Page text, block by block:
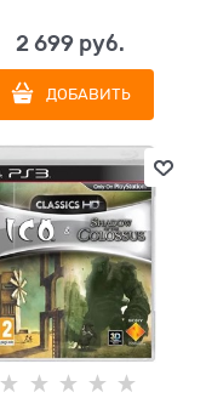
2 699 руб.
ДОБАВИТЬ